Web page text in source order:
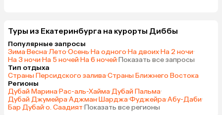
Туры из Екатеринбурга на курорты Диббы
Популярные запросы
Зима·Весна·Лето·Осень·На одного·На двоих·На 2 ночи·
На 3 ночи·На 5 ночей·На 6 ночей·Показать все запросы
Тип отдыха
Страны Персидского залива·Страны Ближнего Востока
Регионы
Дубай Марина·Рас-аль-Хайма·Дубай Пальма·
Дубай Джумейра·Аджман·Шарджа·Фуджейра·Абу-Даби·
Бар Дубай·о. Саадият·Показать все регионы